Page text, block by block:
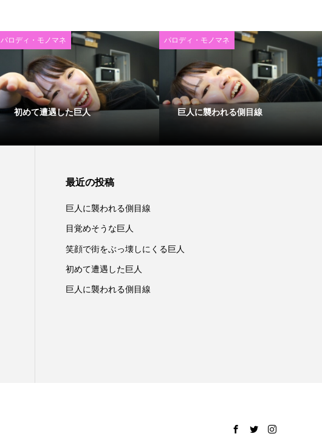
パロディ・モノマネ
初めて遭遇した巨人
パロディ・モノマネ
巨人に襲われる側目線
最近の投稿
巨人に襲われる側目線
目覚めそうな巨人
笑顔で街をぶっ壊しにくる巨人
初めて遭遇した巨人
巨人に襲われる側目線